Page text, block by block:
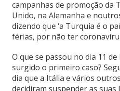
campanhas de promoção da
Unido, na Alemanha e
dizendo que ‘a Turquia é o
férias, por não ter
O que se passou no dia 11
surgido o primeiro caso?
dia que a Itália e vários
decidiram suspender as suas